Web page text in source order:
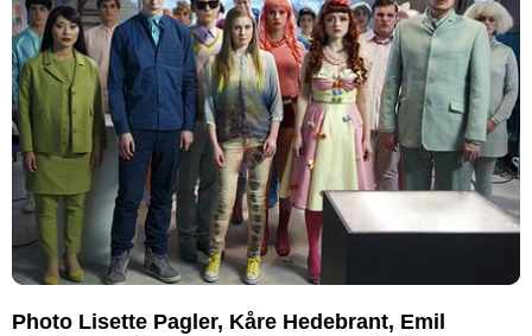
Photo Lisette Pagler, Kåre Hedebrant, Emil